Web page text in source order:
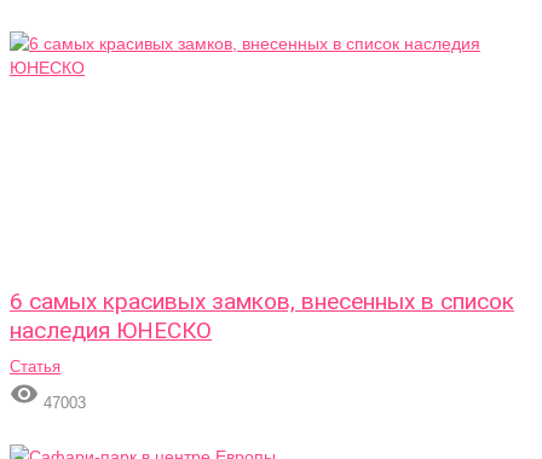
6 самых красивых замков, внесенных в список
наследия ЮНЕСКО
Статья
 47003